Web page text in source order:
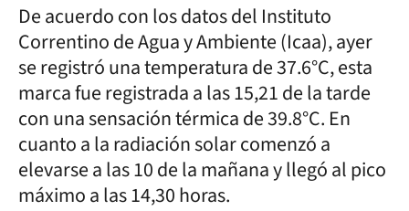
De acuerdo con los datos del Instituto
Correntino de Agua y Ambiente (Icaa), ayer
se registró una temperatura de 37.6°C, esta
marca fue registrada a las 15,21 de la tarde
con una sensación térmica de 39.8°C. En
cuanto a la radiación solar comenzó a
elevarse a las 10 de la mañana y llegó al pico
máximo a las 14,30 horas.